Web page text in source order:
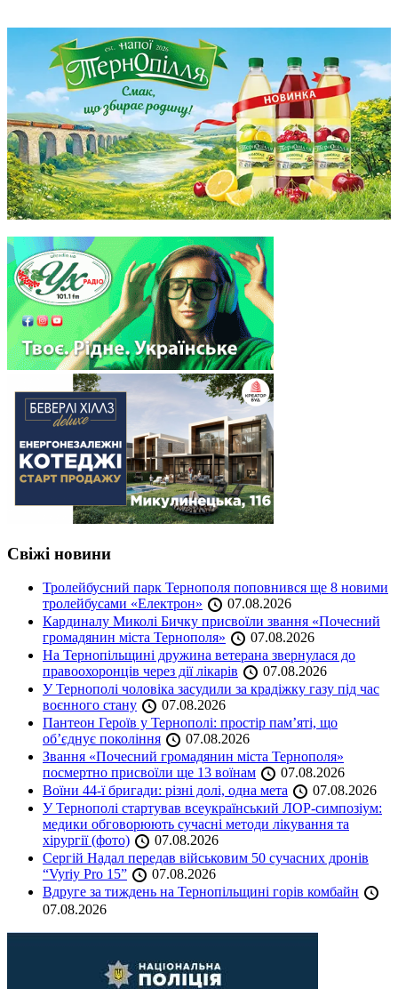
Свіжі новини
Тролейбусний парк Тернополя поповнився ще 8 новими
тролейбусами «Електрон»
07.08.2026
Кардиналу Миколі Бичку присвоїли звання «Почесний
громадянин міста Тернополя»
07.08.2026
На Тернопільщині дружина ветерана звернулася до
правоохоронців через дії лікарів
07.08.2026
У Тернополі чоловіка засудили за крадіжку газу під час
воєнного стану
07.08.2026
Пантеон Героїв у Тернополі: простір пам’яті, що
об’єднує покоління
07.08.2026
Звання «Почесний громадянин міста Тернополя»
посмертно присвоїли ще 13 воїнам
07.08.2026
Воїни 44-ї бригади: різні долі, одна мета
07.08.2026
У Тернополі стартував всеукраїнський ЛОР-симпозіум:
медики обговорюють сучасні методи лікування та
хірургії (фото)
07.08.2026
Сергій Надал передав військовим 50 сучасних дронів
“Vyriy Pro 15”
07.08.2026
Вдруге за тиждень на Тернопільщині горів комбайн
07.08.2026